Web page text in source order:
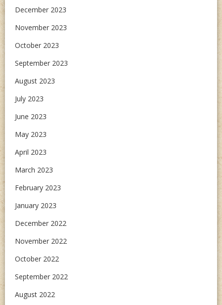
December 2023
November 2023
October 2023
September 2023
August 2023
July 2023
June 2023
May 2023
April 2023
March 2023
February 2023
January 2023
December 2022
November 2022
October 2022
September 2022
August 2022